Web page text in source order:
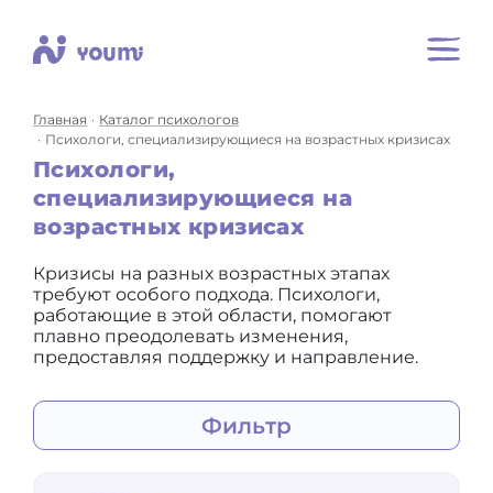
Главная
Каталог психологов
Психологи, специализирующиеся на возрастных кризисах
Психологи,
специализирующиеся на
возрастных кризисах
Кризисы на разных возрастных этапах
требуют особого подхода. Психологи,
работающие в этой области, помогают
плавно преодолевать изменения,
предоставляя поддержку и направление.
Фильтр